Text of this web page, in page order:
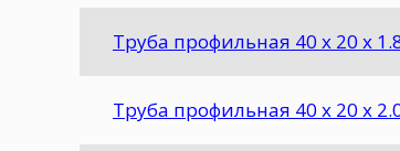
Труба профильная 40 х 20 х
Труба профильная 40 х 20 х